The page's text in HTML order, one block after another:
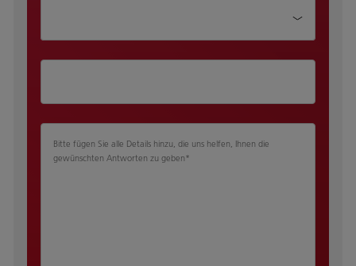
Bitte fügen Sie alle Details hinzu, die uns helfen, Ihnen die
gewünschten Antworten zu geben*